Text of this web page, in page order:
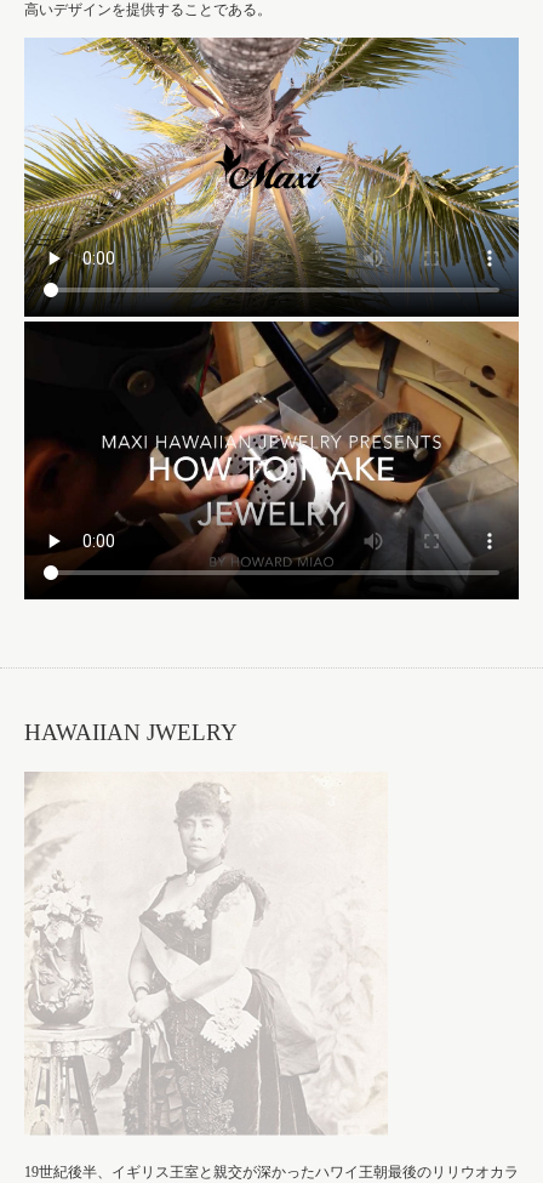
高いデザインを提供することである。
HAWAIIAN JWELRY
19世紀後半、イギリス王室と親交が深かったハワイ王朝最後のリリウオカラ